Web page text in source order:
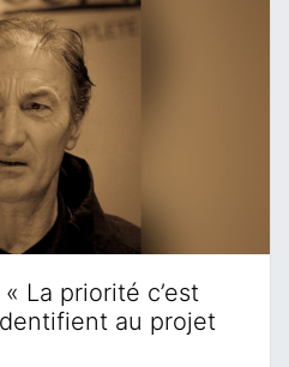
La priorité c’est
au projet